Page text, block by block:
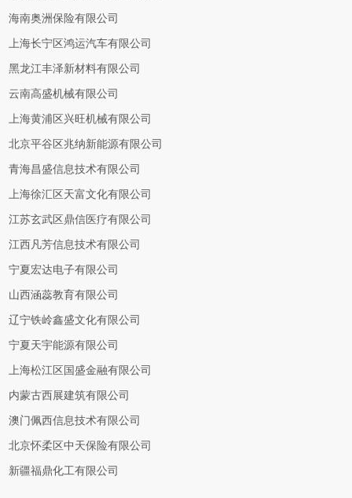
海南奥洲保险有限公司
上海长宁区鸿运汽车有限公司
黑龙江丰泽新材料有限公司
云南高盛机械有限公司
上海黄浦区兴旺机械有限公司
北京平谷区兆纳新能源有限公司
青海昌盛信息技术有限公司
上海徐汇区天富文化有限公司
江苏玄武区鼎信医疗有限公司
江西凡芳信息技术有限公司
宁夏宏达电子有限公司
山西涵蕊教育有限公司
辽宁铁岭鑫盛文化有限公司
宁夏天宇能源有限公司
上海松江区国盛金融有限公司
内蒙古西展建筑有限公司
澳门佩西信息技术有限公司
北京怀柔区中天保险有限公司
新疆福鼎化工有限公司